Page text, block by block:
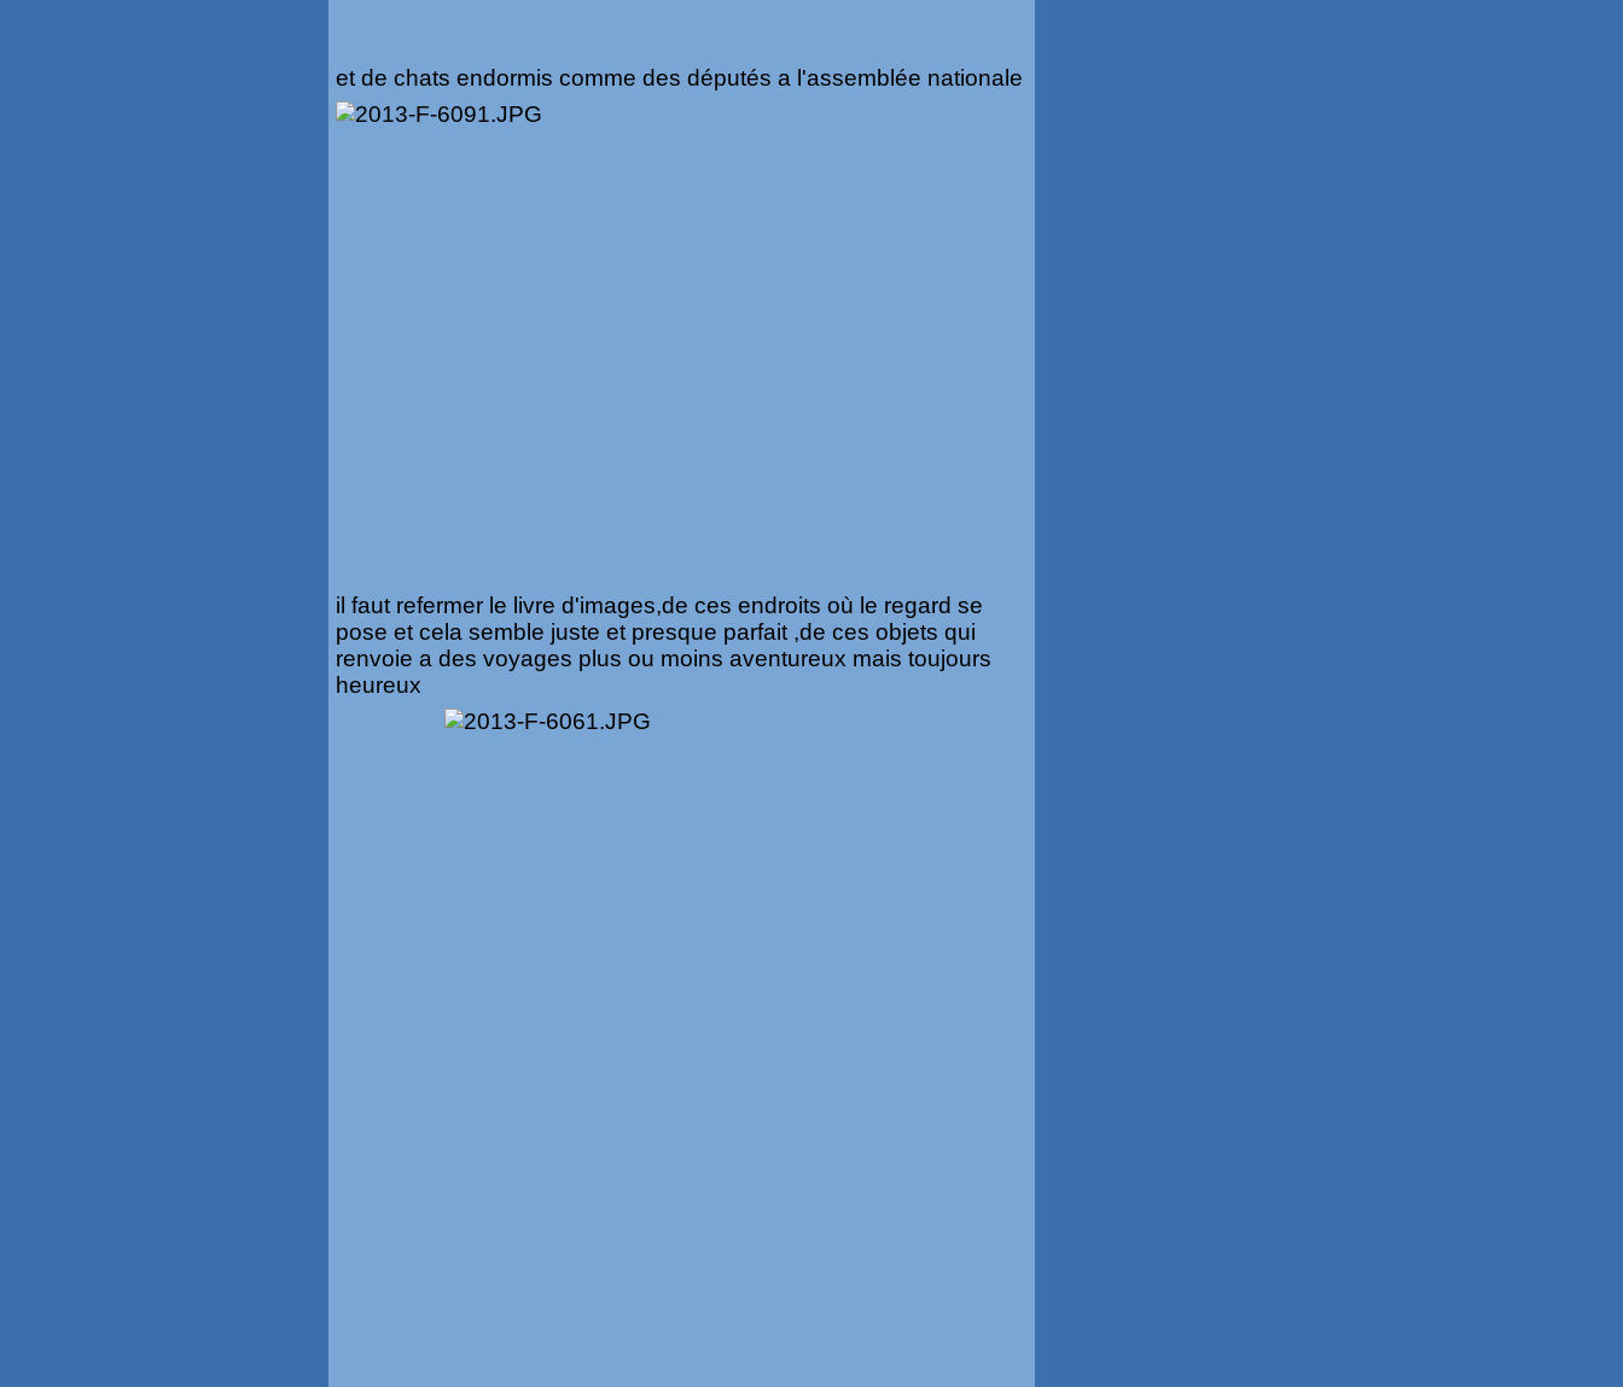
et de chats endormis comme des députés a l'assemblée nationale
il faut refermer le livre d'images,de ces endroits où le regard se
pose et cela semble juste et presque parfait ,de ces objets qui
renvoie a des voyages plus ou moins aventureux mais toujours
heureux